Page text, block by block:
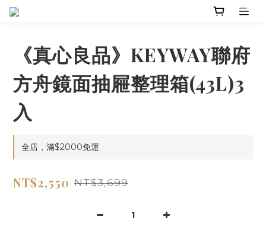
《真心良品》KEYWAY聯府
方舟鏡面抽屜整理箱(43L)3
入
全店，滿$2000免運
NT$2,550 NT$3,699